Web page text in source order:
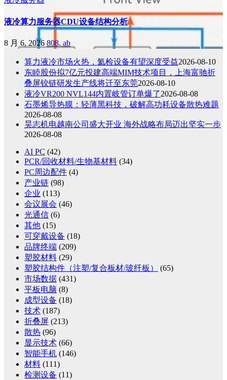
液冷算力服务器CDU设备结构分析
8 月 6, 2026 808, ab
算力液冷市场火热，氦检设备有望深度受益2026-08-10
东睦股份拟7亿元投建高端MIM技术项目，上海富驰折
叠屏铰链研发生产线将迁至东莞2026-08-10
液冷VR200 NVL144内置岐管订单爆了2026-08-08
石墨烯导热膜：轻薄黑科技，破解高功耗设备散热难题
2026-08-08
昊志机电越南公司盛大开业 海外战略布局迈出坚实一步
2026-08-08
AI PC (42)
PCR/回收材料/生物基材料 (34)
PC周边配件 (4)
产业链 (98)
企业 (113)
会议展会 (46)
光通信 (6)
其他 (15)
可穿戴设备 (18)
品牌终端 (209)
塑胶材料 (29)
塑胶结构件（注塑/复合板材/玻纤板）
(65)
市场数据 (431)
平板电脑 (8)
成型设备 (18)
技术 (187)
折叠屏 (213)
散热 (96)
显示技术 (66)
智能手机 (146)
材料 (111)
检测设备 (11)